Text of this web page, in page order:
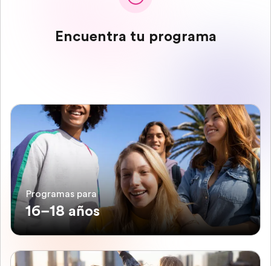
Encuentra tu programa
Programas para
16–18 años